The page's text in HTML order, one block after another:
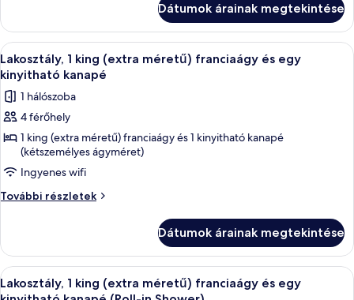
akadálymentesített
(Roll-
in
Shower)
számára
akadálymentesített
(Roll-
in
Shower)
további
részletei
Dátumok árainak megtekintése
A
következő
szoba
összes
képének
megtekintése:
Lakosztály,
1
king
franciaágy
és
egy
Egy szállodai szoba, amelyben
8
Lakosztály, 1 king (extra méretű) franciaágy és egy
kinyitható kanapé
1 hálószoba
4 férőhely
1 king (extra méretű) franciaágy és 1 kinyitható kanapé
(kétszemélyes ágyméret)
Ingyenes wifi
További részletek
Lakosztály,
méretű)
franciaágy
és
egy
Dátumok árainak megtekintése
A
következő
Egy szállodai szoba, amelyben
8
Lakosztály, 1 king (extra méretű) franciaágy és egy